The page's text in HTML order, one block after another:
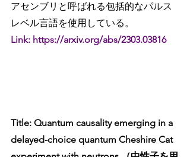
アセンブリと呼ばれる包括的なパルス
レベル言語を使用している。
Link: https://arxiv.org/abs/2303.03816
Title: Quantum causality emerging in a
delayed-choice quantum Cheshire Cat